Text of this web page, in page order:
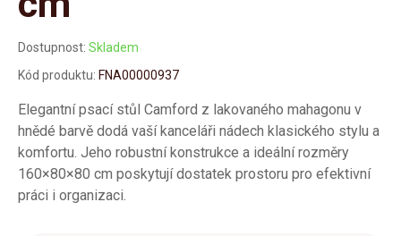
Dostupnost: Skladem
Kód produktu: FNA00000937
Elegantní psací stůl Camford z lakovaného mahagonu v
hnědé barvě dodá vaší kanceláři nádech klasického stylu a
komfortu. Jeho robustní konstrukce a ideální rozměry
160×80×80 cm poskytují dostatek prostoru pro efektivní
práci i organizaci.